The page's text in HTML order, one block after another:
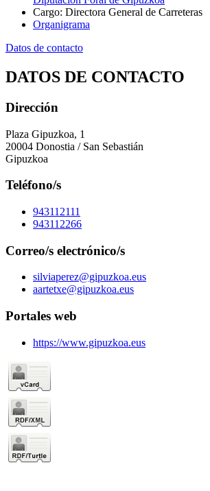
Cargo: Directora General de Carreteras
Organigrama
Datos de contacto
DATOS DE CONTACTO
Dirección
Plaza Gipuzkoa, 1
20004 Donostia / San Sebastián
Gipuzkoa
Teléfono/s
943112111
943112266
Correo/s electrónico/s
silviaperez@gipuzkoa.eus
aartetxe@gipuzkoa.eus
Portales web
https://www.gipuzkoa.eus